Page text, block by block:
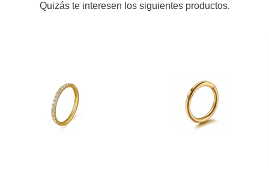
Quizás te interesen los siguientes productos.